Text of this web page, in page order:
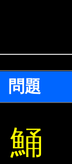
問題
鯒